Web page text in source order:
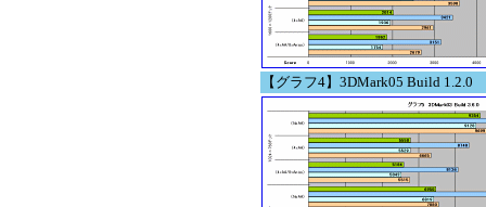
【グラフ4】3DMark05 Build 1.2.0